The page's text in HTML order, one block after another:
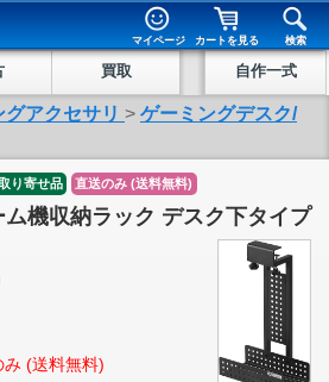
マイページ カートを見る 検索
買取 自作一式
アクセサリ > ゲーミングデスク/
り寄せ品 直送のみ (送料無料)
機収納ラック デスク下タイプ
(送料無料)